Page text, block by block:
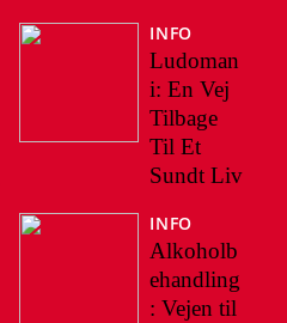
INFO
Ludoman
i: En Vej
Tilbage
Til Et
Sundt Liv
INFO
Alkoholb
ehandling
: Vejen til